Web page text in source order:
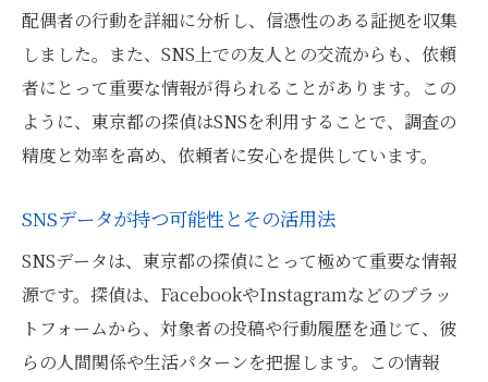
SNS調査の可能性を広げる探偵の技術東京都編
SNSデータ活用のための探偵技術
東京都で進化を遂げる調査手法
探偵が駆使する革新的なSNS解析技術
SNS調査で求められる探偵の技術力
東京都の探偵が持つ独自の技術と知識
東京都で活躍する探偵が教えるSNS調査の実際
現場で役立つSNS調査の手法
東京都の探偵が語る調査の核心
配偶者の行動を詳細に分析し、信憑性のある証拠を収集
しました。また、SNS上での友人との交流からも、依頼
者にとって重要な情報が得られることがあります。この
ように、東京都の探偵はSNSを利用することで、調査の
精度と効率を高め、依頼者に安心を提供しています。
SNSデータが持つ可能性とその活用法
SNSデータは、東京都の探偵にとって極めて重要な情報
源です。探偵は、FacebookやInstagramなどのプラッ
トフォームから、対象者の投稿や行動履歴を通じて、彼
らの人間関係や生活パターンを把握します。この情報